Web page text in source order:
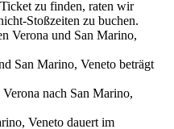
zu finden, raten wir
Stoßzeiten zu buchen.
Verona und San Marino,
San Marino, Veneto beträgt
nach San Marino,
Veneto dauert im